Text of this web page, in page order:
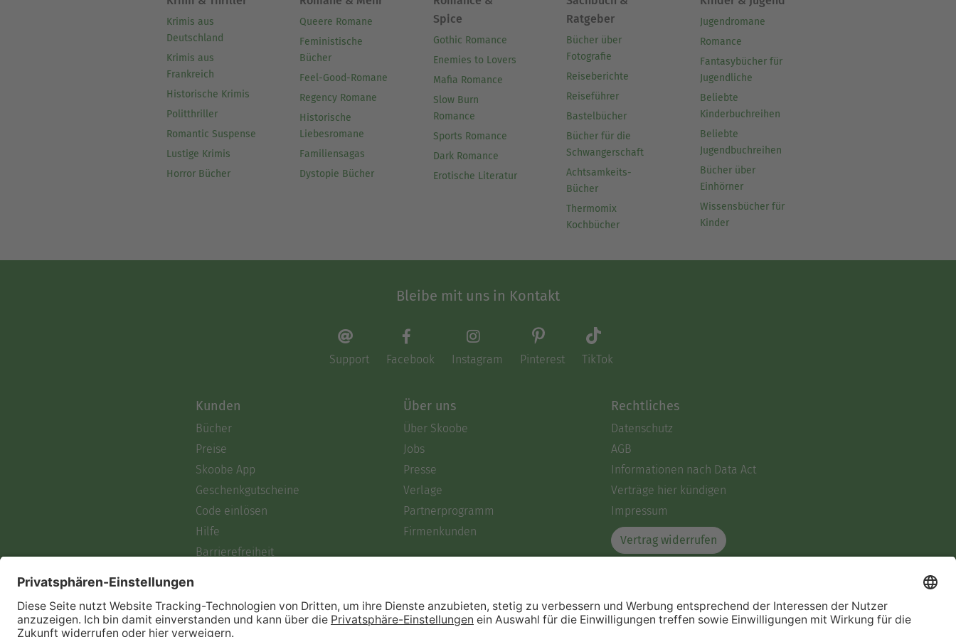
Krimis aus
Deutschland
Krimis aus
Frankreich
Historische Krimis
Politthriller
Romantic Suspense
Lustige Krimis
Horror Bücher
Queere Romane
Feministische
Bücher
Feel-Good-Romane
Regency Romane
Historische
Liebesromane
Familiensagas
Dystopie Bücher
Spice
Gothic Romance
Enemies to Lovers
Mafia Romance
Slow Burn
Romance
Sports Romance
Dark Romance
Erotische Literatur
Ratgeber
Bücher über
Fotografie
Reiseberichte
Reiseführer
Bastelbücher
Bücher für die
Schwangerschaft
Achtsamkeits-
Bücher
Thermomix
Kochbücher
Jugendromane
Romance
Fantasybücher für
Jugendliche
Beliebte
Kinderbuchreihen
Beliebte
Jugendbuchreihen
Bücher über
Einhörner
Wissensbücher für
Kinder
Bleibe mit uns in Kontakt
Support Facebook Instagram Pinterest TikTok
Kunden
Bücher
Preise
Skoobe App
Geschenkgutscheine
Code einlösen
Hilfe
Barrierefreiheit
Über uns
Über Skoobe
Jobs
Presse
Verlage
Partnerprogramm
Firmenkunden
Rechtliches
Datenschutz
AGB
Informationen nach Data Act
Verträge hier kündigen
Impressum
Vertrag widerrufen